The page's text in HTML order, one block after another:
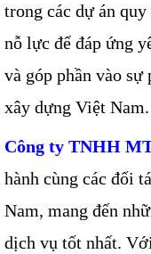
trong các dự án
nỗ lực để đáp ứng
và góp phần vào sự
xây dựng Việt Nam.
Công ty TNHH
hành cùng các đối
Nam, mang đến
dịch vụ tốt nhất.